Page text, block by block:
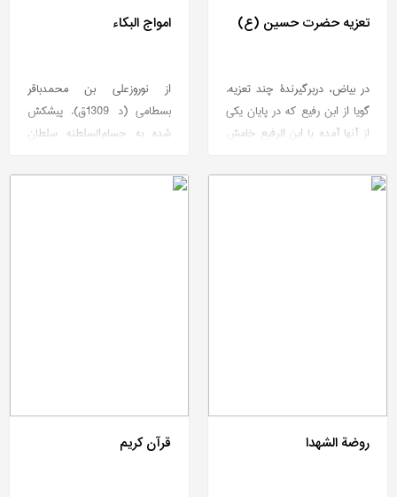
تعزیه حضرت حسین (ع)
در بیاض، دربرگیرندۀ چند تعزیه.
گویا از ابن رفیع که در پایان یکی
از آنها آمده: یا ابن الرفیع خامش
محمد چون تیغ جان ستان است.
امواج البکاء
از نوروزعلی بن محمدباقر
بسطامی (د 1309ق). پیشکش
شده به حسام‌السلطنه سلطان
مشهد، در 1 «طوفان» و 4 «موج»
روضة الشهدا قرآن کریم